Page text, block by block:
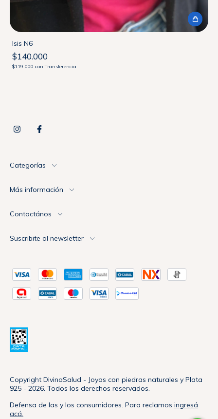
Isis N6
$140.000
$119.000 con Transferencia
Categorías
Más información
Contactános
Suscribite al newsletter
Copyright DivinaSalud - Joyas con piedras naturales y Plata
925 - 2026. Todos los derechos reservados.
Defensa de las y los consumidores. Para reclamos ingresá
acá.